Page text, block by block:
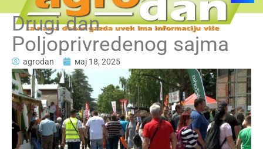
Drugi dan
Poljoprivredenog sajma
agrodan мај 18, 2025